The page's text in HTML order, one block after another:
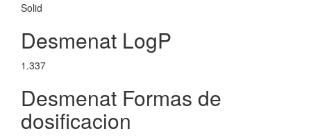
Solid
Desmenat LogP
1.337
Desmenat Formas de
dosificacion